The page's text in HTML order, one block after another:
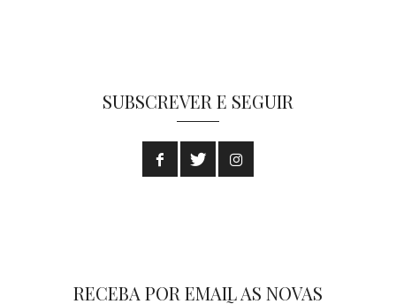
SUBSCREVER E SEGUIR
RECEBA POR EMAIL AS NOVAS